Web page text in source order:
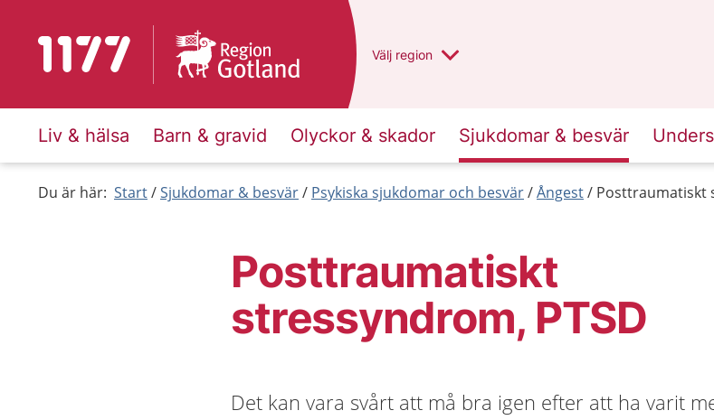
Till startsidan för 1177 Du har valt region
Välj en annan
region
Liv & hälsa Barn & gravid Olyckor & skador Sjukdomar & besvär
Du är här: Start Sjukdomar & besvär Psykiska sjukdomar och besvär Ångest Posttraumatiskt
Posttraumatiskt
stressyndrom, PTSD
Det kan vara svårt att må bra igen efter att ha varit